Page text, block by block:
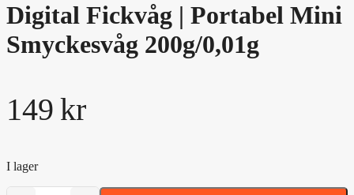
Digital Fickvåg | Portabel Mini
Smyckesvåg 200g/0,01g
149 kr
I lager